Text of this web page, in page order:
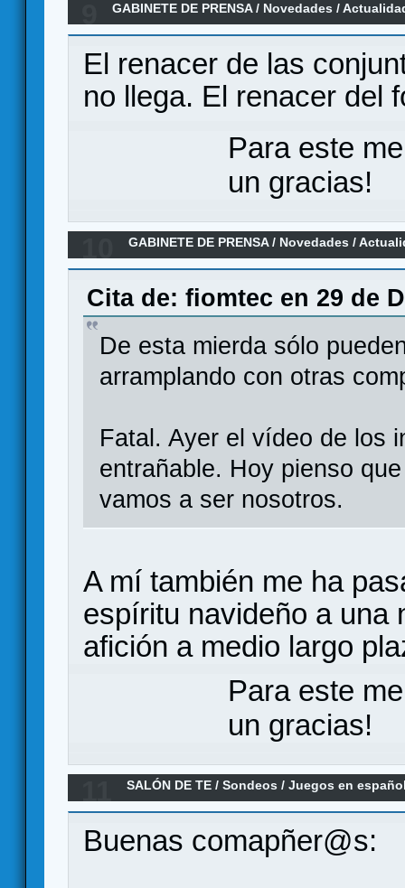
GABINETE DE PRENSA/ Novedades /
Maldito Games
El renacer de las
no llega. El renacer del
Para este
un gracias!
GABINETE DE PRENSA/ Novedades /
Maldito Games
Cita de: fiomtec en 29 de
De esta mierda sólo
arramplando con otras
Fatal. Ayer el vídeo de los
entrañable. Hoy pienso
vamos a ser nosotros.
A mí también me ha
espíritu navideño a una
afición a medio largo
Para este
un gracias!
SALÓN DE TE /Sondeos /Juegos en
Buenas comapñer@s: